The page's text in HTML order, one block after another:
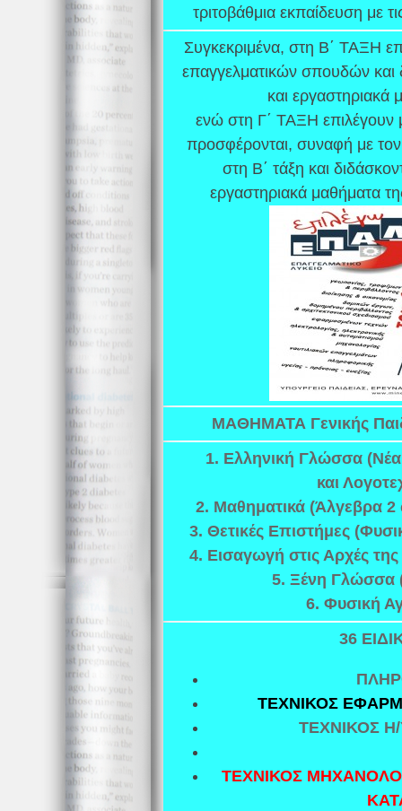
τριτοβάθμια εκπαίδευση με
Συγκεκριμένα, στη Β΄ ΤΑΞΗ
επαγγελματικών σπουδών και
και εργαστηριακά
ενώ στη Γ΄ ΤΑΞΗ επιλέγουν
προσφέρονται, συναφή με
στη Β΄ τάξη και
εργαστηριακά μαθήματα
ΜΑΘΗΜΑΤΑ Γενικής
1. Ελληνική Γλώσσα
και
2. Μαθηματικά (Άλγεβρα
3. Θετικές Επιστήμες
4. Εισαγωγή στις Αρχές
5. Ξένη Γλώσσα
6. Φυσική
36
ΤΕΧΝΙΚΟΣ
ΤΕΧΝΙΚΟΣ
ΤΕΧΝΙΚΟΣ